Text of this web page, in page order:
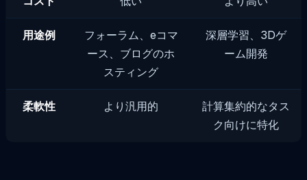
用途例
フォーラム、eコマ
ース、ブログのホ
スティング
深層学習、3Dゲ
ーム開発
柔軟性 より汎用的
計算集約的なタス
ク向けに特化